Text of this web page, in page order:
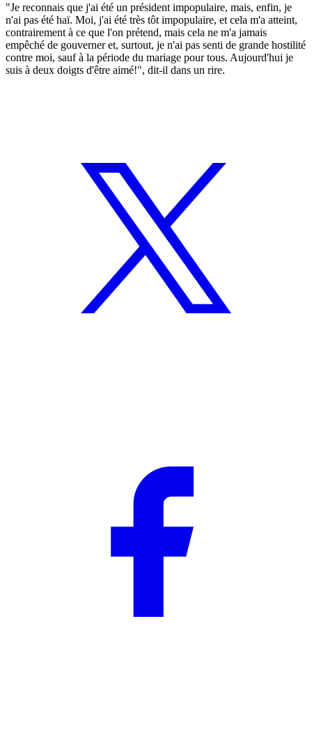
"Je reconnais que j'ai été un président impopulaire, mais, enfin, je
n'ai pas été haï. Moi, j'ai été très tôt impopulaire, et cela m'a atteint,
contrairement à ce que l'on prétend, mais cela ne m'a jamais
empêché de gouverner et, surtout, je n'ai pas senti de grande hostilité
contre moi, sauf à la période du mariage pour tous. Aujourd'hui je
suis à deux doigts d'être aimé!", dit-il dans un rire.